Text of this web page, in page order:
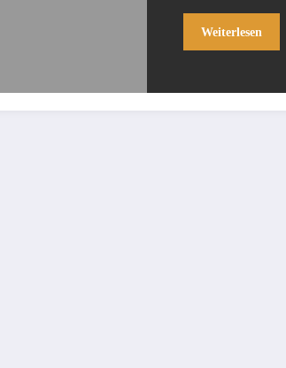
Weiterlesen